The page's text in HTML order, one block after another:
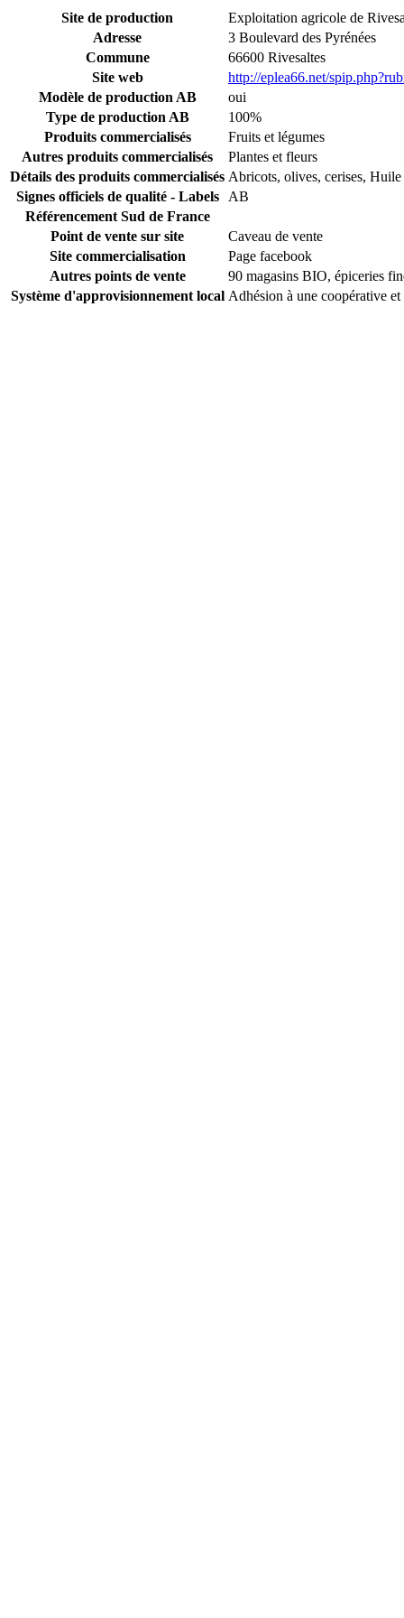
Site de production
Exploitation agricole de
Adresse
3 Boulevard des Pyrénées
Commune
66600 Rivesaltes
Site web
http://eplea66.net/
Modèle de production AB
oui
Type de production AB
100%
Produits commercialisés
Fruits et légumes
Autres produits commercialisés
Plantes et fleurs
Détails des produits commercialisés Abricots, olives, cerises, Huile
Signes officiels de qualité - Labels
AB
Référencement Sud de France
Point de vente sur site
Caveau de vente
Site commercialisation
Page facebook
Autres points de vente
90 magasins BIO, épiceries
Système d'approvisionnement local Adhésion à une coopérative et